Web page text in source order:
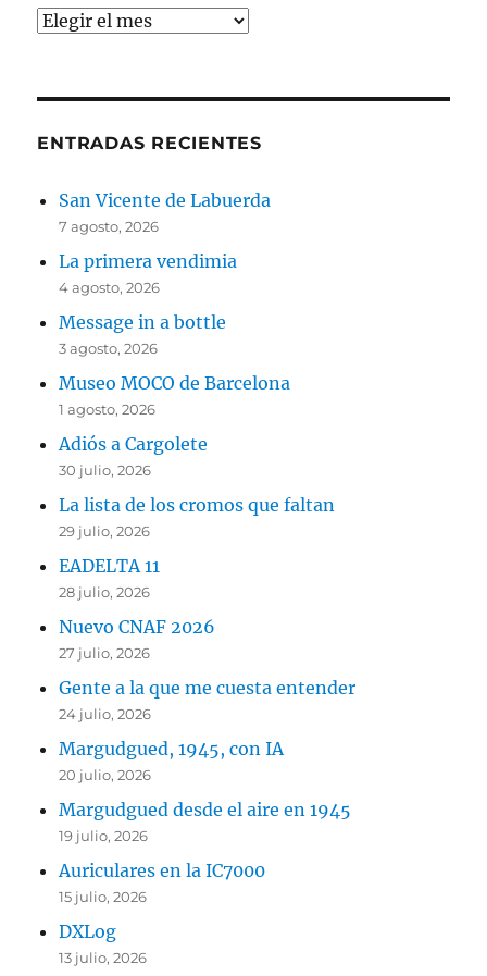
Archivos
ENTRADAS RECIENTES
San Vicente de Labuerda
7 agosto, 2026
La primera vendimia
4 agosto, 2026
Message in a bottle
3 agosto, 2026
Museo MOCO de Barcelona
1 agosto, 2026
Adiós a Cargolete
30 julio, 2026
La lista de los cromos que faltan
29 julio, 2026
EADELTA 11
28 julio, 2026
Nuevo CNAF 2026
27 julio, 2026
Gente a la que me cuesta entender
24 julio, 2026
Margudgued, 1945, con IA
20 julio, 2026
Margudgued desde el aire en 1945
19 julio, 2026
Auriculares en la IC7000
15 julio, 2026
DXLog
13 julio, 2026